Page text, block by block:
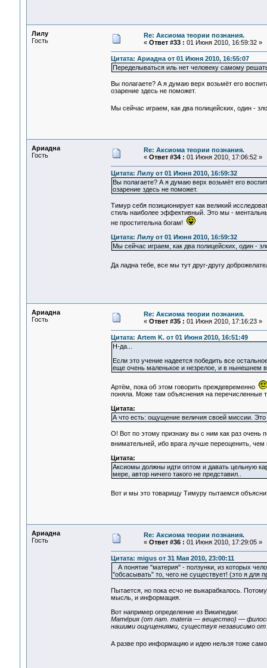
Лилу
Гость
Re: Аксиома теории познания.
« Ответ #33 : 01 Июня 2010, 16:59:32 »
Цитата: Ариадна от 01 Июня 2010, 16:55:07
Переделываться иль нет человеку самому
Вы полагаете? А я думаю верх возьмёт его
озарение здесь не поможет.
Мы сейчас играем, как два полицейских, один -
Ариадна
Гость
Re: Аксиома теории познания.
« Ответ #34 : 01 Июня 2010, 17:06:52 »
Цитата: Лилу от 01 Июня 2010, 16:59:32
Вы полагаете? А я думаю верх возьмёт его
озарение здесь не поможет.
Тимур себя позиционирует как великий
стиль наиболее эффективный. Это мы -
не простительна богам!
Цитата: Лилу от 01 Июня 2010, 16:59:32
Мы сейчас играем, как два полицейских, один -
Да ладна тебе, все мы тут друг-другу
Ариадна
Гость
Re: Аксиома теории познания.
« Ответ #35 : 01 Июня 2010, 17:16:23 »
Цитата: Artem K. от 01 Июня 2010, 16:51:49
Н-да...
Если это учение надеется победить все
еще очень маленькое и незрелое, и в нынешнем
Артём, пока об этом говорить преждевременно
поняла. Може там объяснения на перечисленные
Цитата:
А что есть: ощущение величия своей миссии.
О! Вот по этому признаку вы с ним как раз очень
внимательней, ибо врага лучше переоценить,
Цитата:
Аксиомы должны идти оптом и давать цельную
мере, автор ничего такого не представил..
Вот и мы это товарищу Тимуру пытаемся
Ариадна
Гость
Re: Аксиома теории познания.
« Ответ #36 : 01 Июня 2010, 17:29:05 »
Цитата: migus от 31 Мая 2010, 23:00:11
А понятие "материя" - ползунки, из которых
"обсасывать" то, чего не существует! (это я для
Пытается, но пока есчо не выкарабкалось.
мысль, и информация.
Вот например определение из Википедии:
Мате́рия (от лат. materia — вещество) —
нашими ощущениями, существуя независимо от
А разве про информацию и идею нельзя тоже